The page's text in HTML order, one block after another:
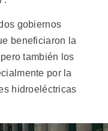
gobiernos
beneficiaron la
también los
por la
hidroeléctricas